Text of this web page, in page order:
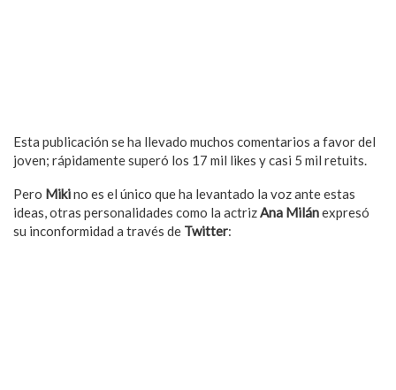
Esta publicación se ha llevado muchos comentarios a favor del
joven; rápidamente superó los 17 mil likes y casi 5 mil retuits.
Pero Mikino es el único que ha levantado la voz ante estas
ideas, otras personalidades como la actrizAna Milánexpresó
su inconformidad a través de Twitter: